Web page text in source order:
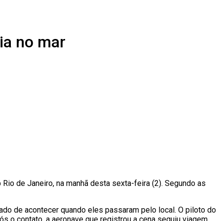
no mar
de Janeiro, na manhã desta sexta-feira (2). Segundo as
de acontecer quando eles passaram pelo local. O piloto do